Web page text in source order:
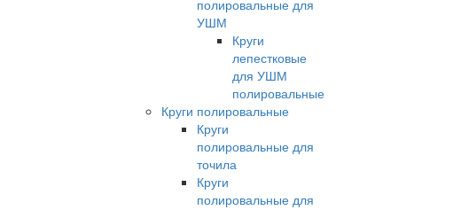
полировальные для
УШМ
Круги
лепестковые
для УШМ
полировальные
Круги полировальные
Круги
полировальные для
точила
Круги
полировальные для